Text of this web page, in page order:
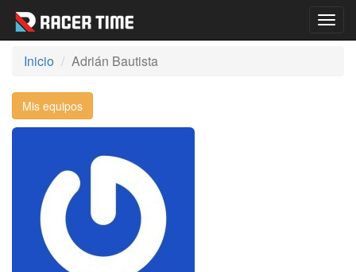
Inicio
Adrián Bautista
Mis equipos